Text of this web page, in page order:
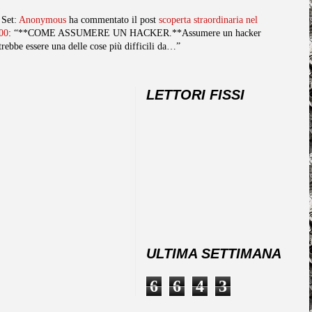
Anonymous ha commentato il post scoperta straordinaria nel
: “**COME ASSUMERE UN HACKER.**Assumere un hacker
essere una delle cose più difficili da…”
LETTORI FISSI
ULTIMA SETTIMANA
6 6 4 3